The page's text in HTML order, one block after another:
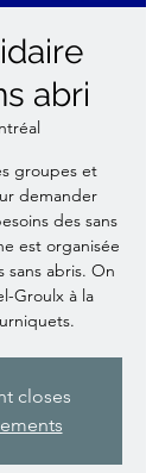
abri
groupes et
demander
des sans
est organisée
sans abris. On
Groulx à la
closes